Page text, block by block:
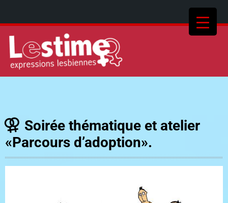
Soirée thématique et atelier
«Parcours d’adoption».